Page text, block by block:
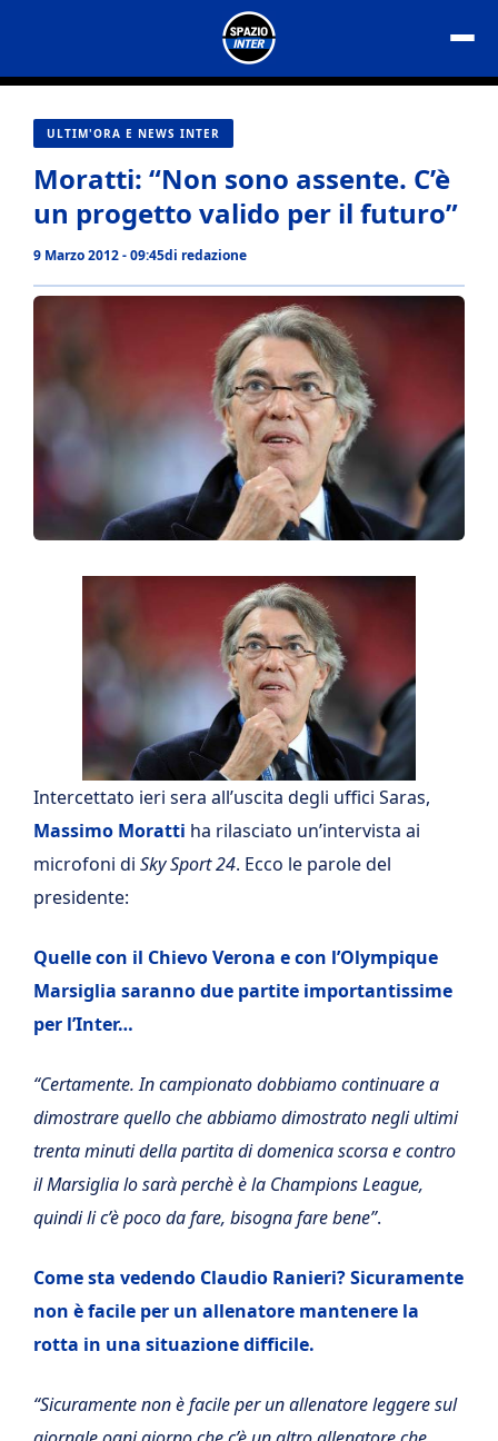
contenuto
ULTIM'ORA E NEWS INTER
Moratti: “Non sono assente. C’è
un progetto valido per il futuro”
9 Marzo 2012 - 09:45di redazione
Intercettato ieri sera all’uscita degli uffici Saras,
Massimo Moratti ha rilasciato un’intervista ai
microfoni di Sky Sport 24. Ecco le parole del
presidente:
Quelle con il Chievo Verona e con l’Olympique
Marsiglia saranno due partite importantissime
per l’Inter…
“Certamente. In campionato dobbiamo continuare a
dimostrare quello che abbiamo dimostrato negli ultimi
trenta minuti della partita di domenica scorsa e contro
il Marsiglia lo sarà perchè è la Champions League,
quindi li c’è poco da fare, bisogna fare bene”.
Come sta vedendo Claudio Ranieri? Sicuramente
non è facile per un allenatore mantenere la
rotta in una situazione difficile.
“Sicuramente non è facile per un allenatore leggere sul